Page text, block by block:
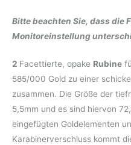
Bitte beachten Sie, dass die
Monitoreinstellung
2 Facettierte, opake Rubine
585/000 Gold zu einer
zusammen. Die Größe der
5,5mm und es sind hiervon
eingefügten Goldelementen
Karabinerverschluss kommt